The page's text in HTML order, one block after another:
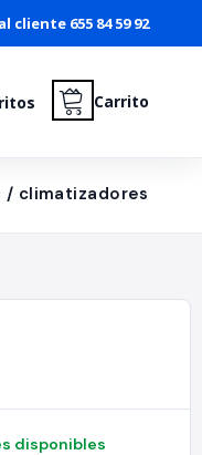
cliente 655 84 59 92
Carrito
/ climatizadores
disponibles